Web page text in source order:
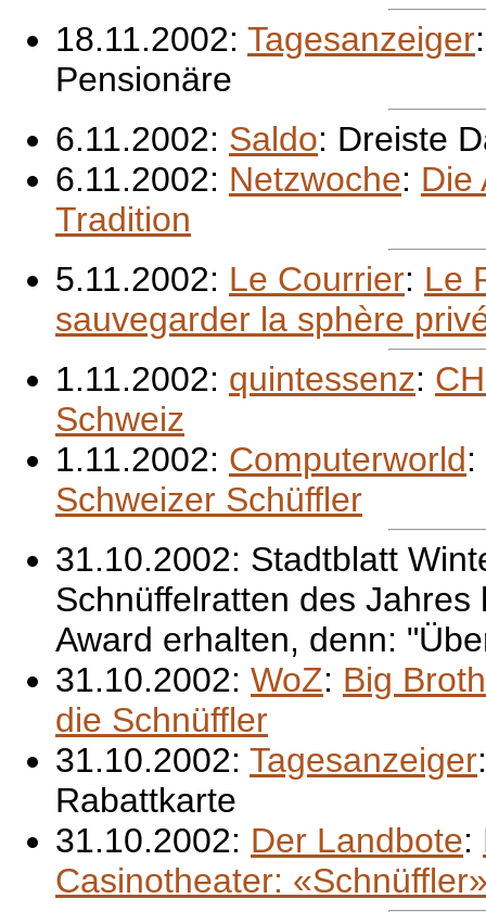
18.11.2002: Tagesanzeiger
Pensionäre
6.11.2002: Saldo: Dreiste
6.11.2002: Netzwoche: Die
Tradition
5.11.2002: Le Courrier: Le
sauvegarder la sphère
1.11.2002: quintessenz:
Schweiz
1.11.2002: Computerworld:
Schweizer Schüffler
31.10.2002: Stadtblatt
Schnüffelratten des
Award erhalten, denn:
31.10.2002: WoZ: Big
die Schnüffler
31.10.2002: Tagesanzeiger
Rabattkarte
31.10.2002: Der Landbote:
Casinotheater: